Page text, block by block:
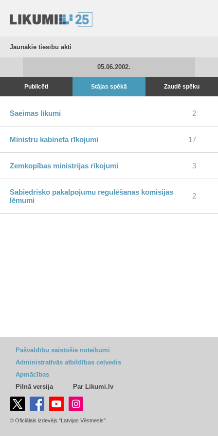
Jaunākie tiesību akti
05.06.2002.
Publicēti Stājas spēkā Zaudē spēku
Saeimas likumi 2
Ministru kabineta rīkojumi 17
Zemkopības ministrijas rīkojumi 3
Sabiedrisko pakalpojumu regulēšanas komisijas
lēmumi
2
Pašvaldību saistošie noteikumi
Administratīvās atbildības ceļvedis
Apmācības
Pilnā versija
Par Likumi.lv
© Oficiālais izdevējs "Latvijas Vēstnesis"